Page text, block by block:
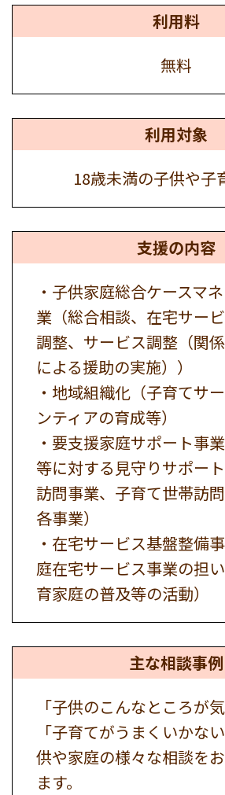
利用料
無料
利用対象
18歳未満の子供や子
支援の内容
・子供家庭総合ケースマ
業（総合相談、在宅サー
調整、サービス調整（関
による援助の実施））
・地域組織化（子育てサ
ンティアの育成等）
・要支援家庭サポート事
等に対する見守りサポー
訪問事業、子育て世帯訪
各事業）
・在宅サービス基盤整備
庭在宅サービス事業の担
育家庭の普及等の活動）
主な相談事例
「子供のこんなところが
「子育てがうまくいかな
供や家庭の様々な相談を
ます。